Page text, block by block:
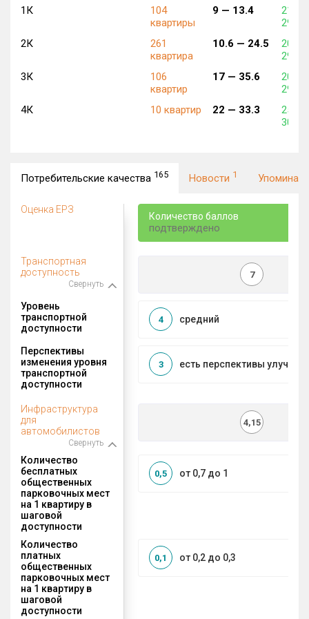
1К
104
квартиры
9 — 13.4
212
294
2К
261
квартира
10.6 — 24.5
205
297
3К
106
квартир
17 — 35.6
207
298
4К
10 квартир 22 — 33.3
258
309
Потребительские качества 165 Новости 1
Оценка ЕРЗ
Количество баллов
подтверждено
Транспортная
доступность
Свернуть
7
Уровень
транспортной
доступности
средний
4
Перспективы
изменения уровня
транспортной
доступности
есть перспективы
3
Инфраструктура
для
автомобилистов
Свернуть
4,15
Количество
бесплатных
общественных
парковочных мест
на 1 квартиру в
шаговой
доступности
от 0,7 до 1
0,5
Количество
платных
общественных
парковочных мест
на 1 квартиру в
шаговой
доступности
от 0,2 до 0,3
0,1